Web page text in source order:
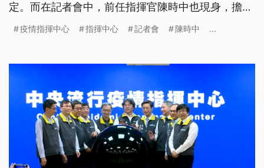
定。而在記者會中，前任指揮官陳時中也現身，擔任
辛勞。
疫情指揮中心 指揮中心 記者會 陳時中 ...